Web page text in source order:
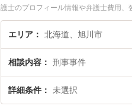
護士のプロフィール情報や弁護士費用
ル解決の実績豊富な近くの弁護士を検
エリア 北海道、旭川市
相談内容 刑事事件
詳細条件 未選択